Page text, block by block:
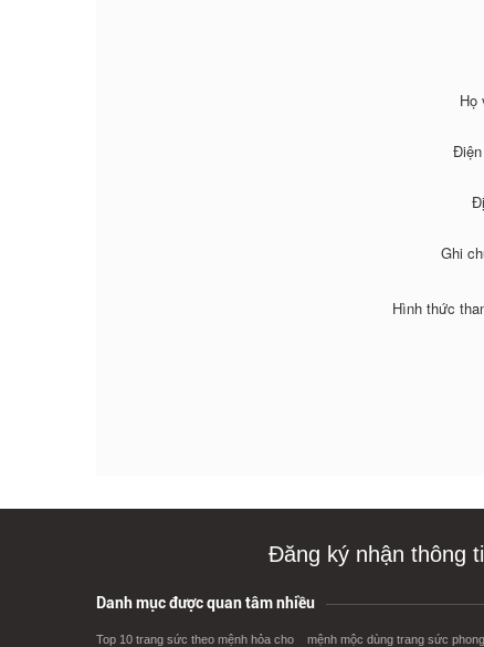
Họ
Ghi
Hình thức
Đăng ký nhận thông
Danh mục được quan tâm nhiều
Top 10 trang sức theo mệnh hỏa cho
mệnh mộc dùng trang sức phong